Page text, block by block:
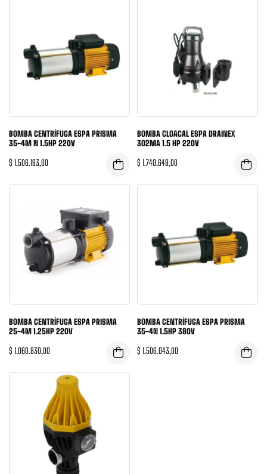
BOMBA CENTRÍFUGA ESPA PRISMA
35-4M N 1.5HP 220V
$ 1.506.193,00
BOMBA CLOACAL ESPA DRAINEX
302MA 1.5 HP 220V
$ 1.740.649,00
BOMBA CENTRÍFUGA ESPA PRISMA
25-4M 1.25HP 220V
$ 1.060.830,00
BOMBA CENTRÍFUGA ESPA PRISMA
35-4N 1.5HP 380V
$ 1.506.043,00